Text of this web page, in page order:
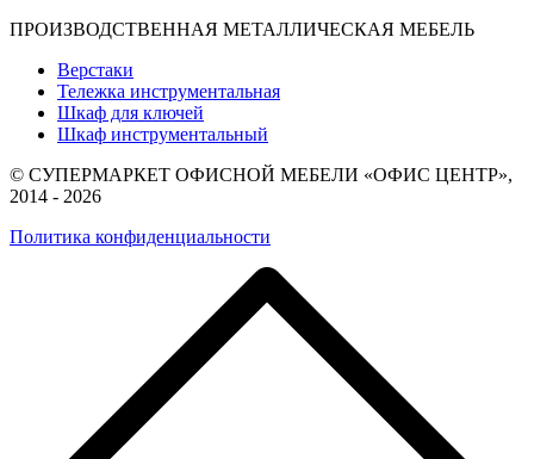
ПРОИЗВОДСТВЕННАЯ МЕТАЛЛИЧЕСКАЯ МЕБЕЛЬ
Верстаки
Тележка инструментальная
Шкаф для ключей
Шкаф инструментальный
© СУПЕРМАРКЕТ ОФИСНОЙ МЕБЕЛИ «ОФИС ЦЕНТР»,
2014 - 2026
Политика конфиденциальности